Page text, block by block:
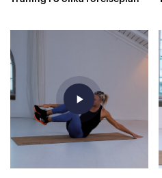
play_arrow